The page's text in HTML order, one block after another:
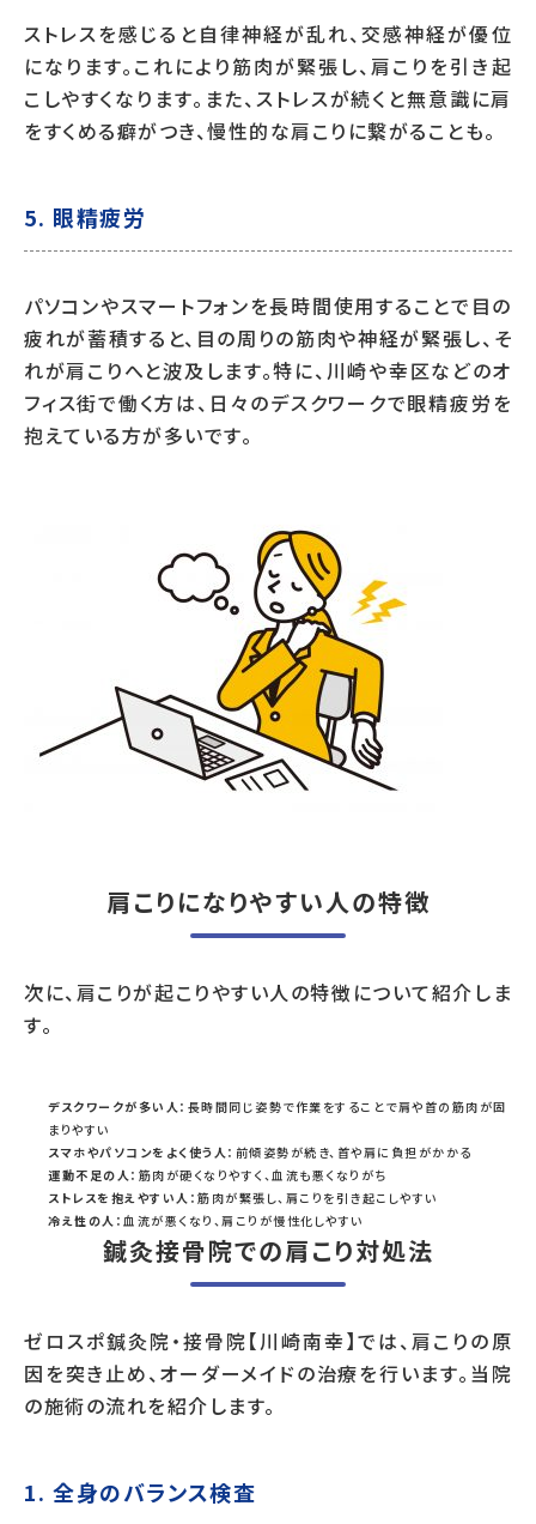
ストレスを感じると自律神経が乱れ、交感神経が優位
になります。これにより筋肉が緊張し、肩こりを引き起
こしやすくなります。また、ストレスが続くと無意識に肩
をすくめる癖がつき、慢性的な肩こりに繋がることも。
5. 眼精疲労
パソコンやスマートフォンを長時間使用することで目の
疲れが蓄積すると、目の周りの筋肉や神経が緊張し、そ
れが肩こりへと波及します。特に、川崎や幸区などのオ
フィス街で働く方は、日々のデスクワークで眼精疲労を
抱えている方が多いです。
肩こりになりやすい人の特徴
次に、肩こりが起こりやすい人の特徴について紹介しま
す。
デスクワークが多い人：長時間同じ姿勢で作業をすることで肩や首の筋肉が固
まりやすい
スマホやパソコンをよく使う人：前傾姿勢が続き、首や肩に負担がかかる
運動不足の人：筋肉が硬くなりやすく、血流も悪くなりがち
ストレスを抱えやすい人 ：筋肉が緊張し、肩こりを引き起こしやすい
冷え性の人 ：血流が悪くなり、肩こりが慢性化しやすい
鍼灸接骨院での肩こり対処法
ゼロスポ鍼灸院・接骨院【川崎南幸】では、肩こりの原
因を突き止め、オーダーメイドの治療を行います。当院
の施術の流れを紹介します。
1.全身のバランス検査